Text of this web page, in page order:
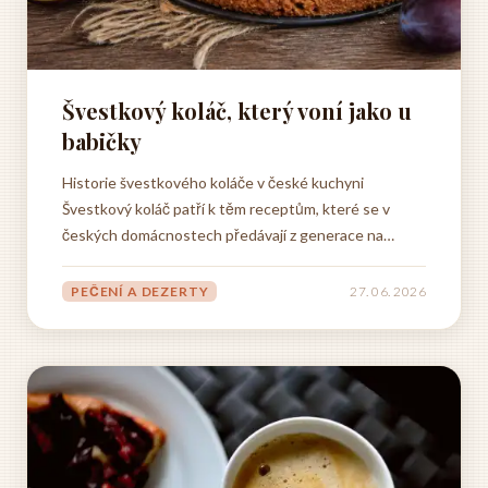
Švestkový koláč, který voní jako u
babičky
Historie švestkového koláče v české kuchyni
Švestkový koláč patří k těm receptům, které se v
českých domácnostech předávají z generace na
vlastně začaly. Je to jídlo, které má kořeny hluboko v
PEČENÍ A DEZERTY 27. 06. 2026